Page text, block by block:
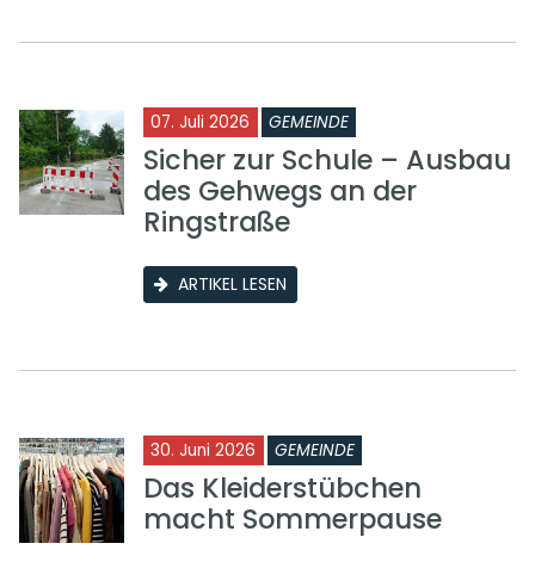
07. Juli 2026 GEMEINDE
Sicher zur Schule – Ausbau
des Gehwegs an der
Ringstraße
ARTIKEL LESEN
30. Juni 2026 GEMEINDE
Das Kleiderstübchen
macht Sommerpause